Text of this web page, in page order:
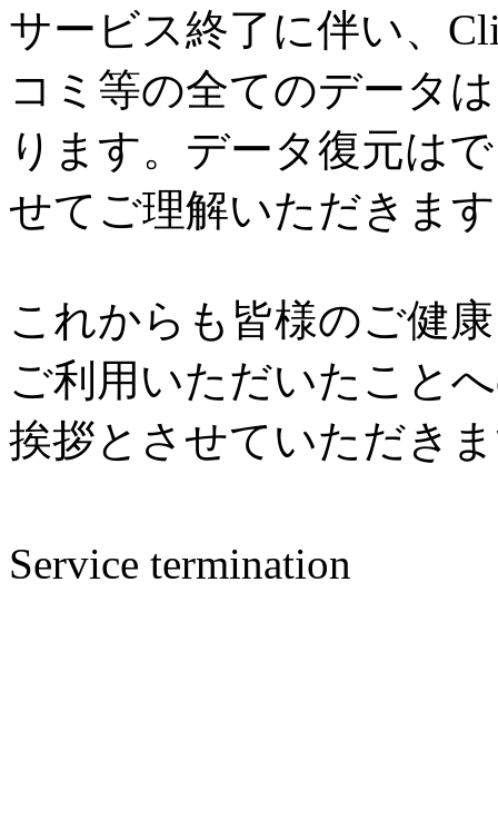
サービス終了に伴い、
コミ等の全てのデータ
ります。データ復元は
せてご理解いただきま
これからも皆様のご健
ご利用いただいたこと
挨拶とさせていただき
Service termination